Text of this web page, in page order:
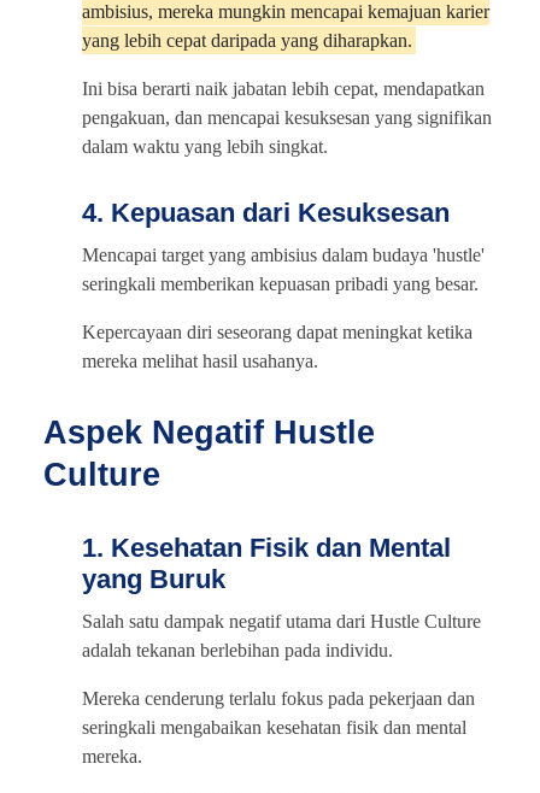
ambisius, mereka mungkin mencapai kemajuan karier
yang lebih cepat daripada yang diharapkan.
Ini bisa berarti naik jabatan lebih cepat, mendapatkan
pengakuan, dan mencapai kesuksesan yang signifikan
dalam waktu yang lebih singkat.
4. Kepuasan dari Kesuksesan
Mencapai target yang ambisius dalam budaya 'hustle'
seringkali memberikan kepuasan pribadi yang besar.
Kepercayaan diri seseorang dapat meningkat ketika
mereka melihat hasil usahanya.
Aspek Negatif Hustle
Culture
1. Kesehatan Fisik dan Mental
yang Buruk
Salah satu dampak negatif utama dari Hustle Culture
adalah tekanan berlebihan pada individu.
Mereka cenderung terlalu fokus pada pekerjaan dan
seringkali mengabaikan kesehatan fisik dan mental
mereka.